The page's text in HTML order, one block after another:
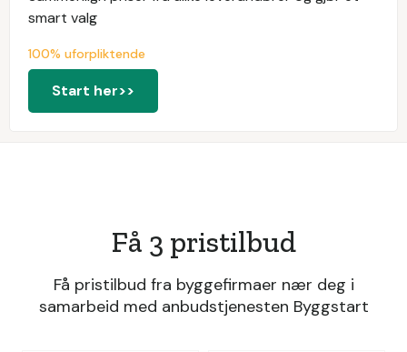
smart valg
100% uforpliktende
Start her>>
Få 3 pristilbud
Få pristilbud fra byggefirmaer nær deg i
samarbeid med anbudstjenesten Byggstart